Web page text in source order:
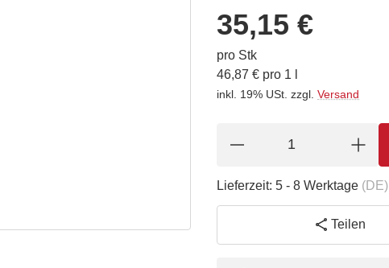
35,15 €
pro Stk
46,87 € pro 1 l
inkl. 19% USt. zzgl. Versand
Lieferzeit: 5 - 8 Werktage (DE)
Teilen